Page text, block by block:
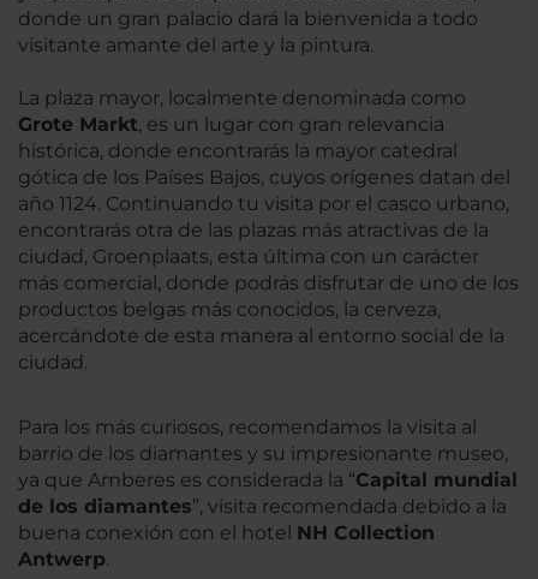
donde un gran palacio dará la bienvenida a todo
visitante amante del arte y la pintura.
La plaza mayor, localmente denominada como
Grote Markt, es un lugar con gran relevancia
histórica, donde encontrarás la mayor catedral
gótica de los Países Bajos, cuyos orígenes datan del
año 1124. Continuando tu visita por el casco urbano,
encontrarás otra de las plazas más atractivas de la
ciudad, Groenplaats, esta última con un carácter
más comercial, donde podrás disfrutar de uno de los
productos belgas más conocidos, la cerveza,
acercándote de esta manera al entorno social de la
ciudad.
Para los más curiosos, recomendamos la visita al
barrio de los diamantes y su impresionante museo,
ya que Amberes es considerada la “Capital mundial
de los diamantes”, visita recomendada debido a la
buena conexión con el hotel NH Collection
Antwerp.